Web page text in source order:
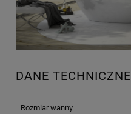
DANE TECHNICZNE
Rozmiar wanny